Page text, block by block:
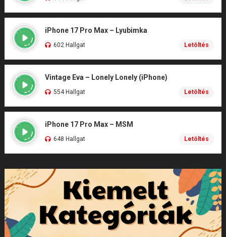
iPhone 17 Pro Max – Lyubimka
602 Hallgat Letöltés
Vintage Eva – Lonely Lonely (iPhone)
554 Hallgat Letöltés
iPhone 17 Pro Max – MSM
648 Hallgat Letöltés